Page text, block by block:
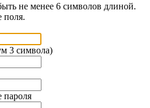
не менее 6 символов длиной.
поля.
3 символа)
пароля